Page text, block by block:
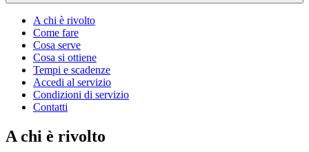
A chi è rivolto
Come fare
Cosa serve
Cosa si ottiene
Tempi e scadenze
Accedi al servizio
Condizioni di servizio
Contatti
A chi è rivolto